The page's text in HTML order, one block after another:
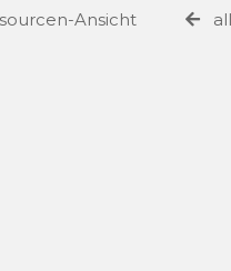
Ansicht